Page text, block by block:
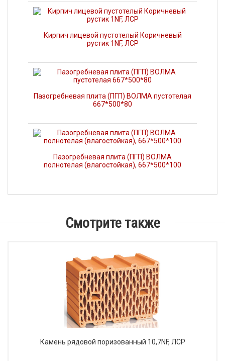
Кирпич лицевой пустотелый Коричневый
рустик 1NF, ЛСР
Пазогребневая плита (ПГП) ВОЛМА пустотелая
667*500*80
Пазогребневая плита (ПГП) ВОЛМА
полнотелая (влагостойкая), 667*500*100
Смотрите также
Камень рядовой поризованный 10,7NF, ЛСР